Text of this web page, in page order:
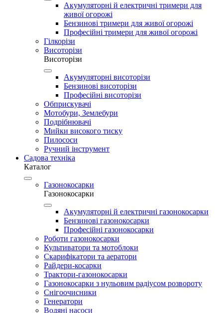
Акумуляторні й електричні тримери для
живої огорожі
Бензинові тримери для живої огорожі
Професійні тримери для живої огорожі
Гілкорізи
Висоторізи
Висоторізи
Акумуляторні висоторізи
Бензинові висоторізи
Професійні висоторізи
Обприскувачі
Мотобури, Землебури
Подрібнювачі
Мийки високого тиску
Пилососи
Ручний інструмент
Садова техніка
Каталог
Газонокосарки
Газонокосарки
Акумуляторні й електричні газонокосарки
Бензинові газонокосарки
Професійні газонокосарки
Роботи газонокосарки
Культиватори та мотоблоки
Скарифікатори та аератори
Райдери-косарки
Трактори-газонокосарки
Газонокосарки з нульовим радіусом розвороту
Снігоочисники
Генератори
Водяні насоси